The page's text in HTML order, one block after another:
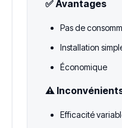
✅ Avantages
Pas de
Installation
Économique
⚠️
Efficacité